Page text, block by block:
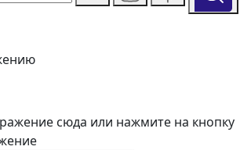
сюда или нажмите на кнопку